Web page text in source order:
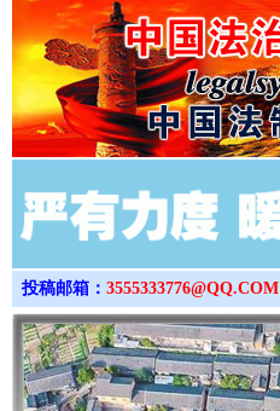
投稿邮箱： 3555333776@QQ.COM